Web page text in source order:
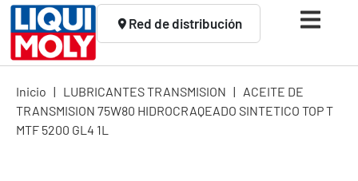
Red de distribución
Inicio | LUBRICANTES TRANSMISION | ACEITE DE
TRANSMISION 75W80 HIDROCRAQEADO SINTETICO TOP T
MTF 5200 GL4 1L